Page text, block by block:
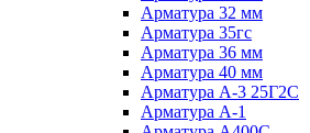
Арматура 32 мм
Арматура 35гс
Арматура 36 мм
Арматура 40 мм
Арматура А-3 25Г2С
Арматура А-1